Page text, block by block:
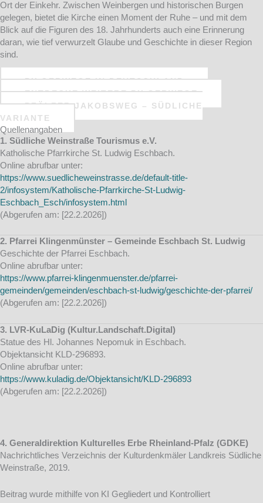
Ort der Einkehr. Zwischen Weinbergen und historischen Burgen
gelegen, bietet die Kirche einen Moment der Ruhe – und mit dem
Blick auf die Figuren des 18. Jahrhunderts auch eine Erinnerung
daran, wie tief verwurzelt Glaube und Geschichte in dieser Region
sind.
PILGERWEGE IN DEUTSCHLAND
ENTDECKE WEITERE PILGERWEGE
PFÄLZER JAKOBSWEG – SÜDLICHE
VARIANTE
Quellenangaben
1. Südliche Weinstraße Tourismus e.V.
Katholische Pfarrkirche St. Ludwig Eschbach.
Online abrufbar unter:
https://www.suedlicheweinstrasse.de/default-title-
2/infosystem/Katholische-Pfarrkirche-St-Ludwig-
Eschbach_Esch/infosystem.html
(Abgerufen am: [22.2.2026])
2. Pfarrei Klingenmünster – Gemeinde Eschbach St. Ludwig
Geschichte der Pfarrei Eschbach.
Online abrufbar unter:
https://www.pfarrei-klingenmuenster.de/pfarrei-
gemeinden/gemeinden/eschbach-st-ludwig/geschichte-der-pfarrei/
(Abgerufen am: [22.2.2026])
3. LVR-KuLaDig (Kultur.Landschaft.Digital)
Statue des Hl. Johannes Nepomuk in Eschbach.
Objektansicht KLD-296893.
Online abrufbar unter:
https://www.kuladig.de/Objektansicht/KLD-296893
(Abgerufen am: [22.2.2026])
4. Generaldirektion Kulturelles Erbe Rheinland-Pfalz (GDKE)
Nachrichtliches Verzeichnis der Kulturdenkmäler Landkreis Südliche
Weinstraße, 2019.
Beitrag wurde mithilfe von KI Gegliedert und Kontrolliert